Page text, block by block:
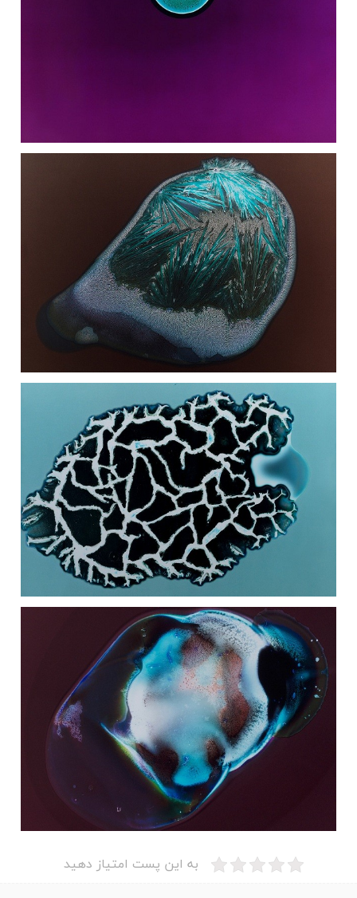
به این پست امتیاز دهید